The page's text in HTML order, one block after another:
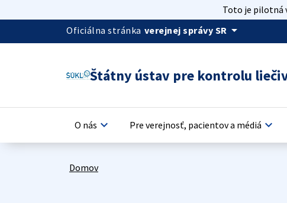
Toto je pilotná
Oficiálna stránka verejnej správy SR arrow_drop_down
Štátny ústav pre kontrolu
O nás keyboard_arrow_down Pre verejnosť, pacientov a médiá keyboard_arrow_down
Domov